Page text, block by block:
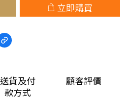
立即購買
送貨及付
款方式
顧客評價